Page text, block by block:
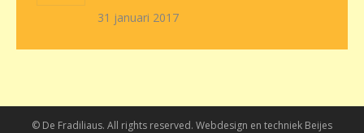
31 januari 2017
© De Fradiliaus. All rights reserved. Webdesign en techniek Beijes